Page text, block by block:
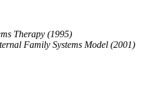
Therapy (1995)
Family Systems Model (2001)